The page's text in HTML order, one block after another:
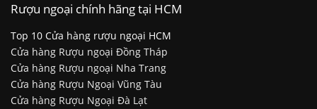
Rượu ngoại chính hãng tại HCM
Top 10 Cửa hàng rượu ngoại HCM
Cửa hàng Rượu ngoại Đồng Tháp
Cửa hàng Rượu ngoại Nha Trang
Cửa hàng Rượu Ngoại Vũng Tàu
Cửa hàng Rượu Ngoại Đà Lạt